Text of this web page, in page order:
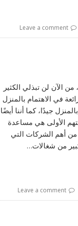
Leave a comment
الآن لن تبذلي الكثير
في الاهتمام بالمنزل
جيدًا، كما أننا أيضًا
الأولى هي مساعدة
من أهم الشركات التي
من شغالات…
Leave a comment